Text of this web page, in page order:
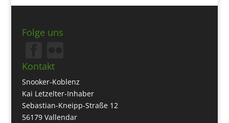
Folge uns
Kontakt
Snooker-Koblenz
Kai Letzelter-Inhaber
Sebastian-Kneipp-Straße 12
56179 Vallendar